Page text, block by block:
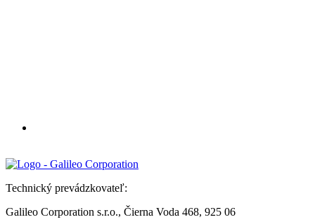
Technický prevádzkovateľ:
Galileo Corporation s.r.o., Čierna Voda 468, 925 06